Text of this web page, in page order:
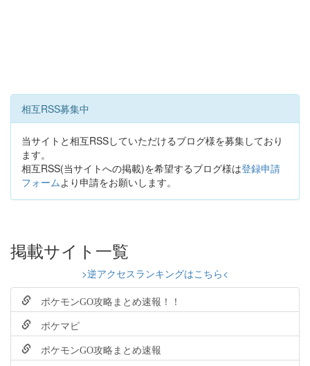
相互RSS募集中
当サイトと相互RSSしていただけるブログ様を募集しており
ます。
相互RSS(当サイトへの掲載)を希望するブログ様は登録申請
フォームより申請をお願いします。
掲載サイト一覧
>逆アクセスランキングはこちら<
ポケモンGO攻略まとめ速報！！
ポケマピ
ポケモンGO攻略まとめ速報